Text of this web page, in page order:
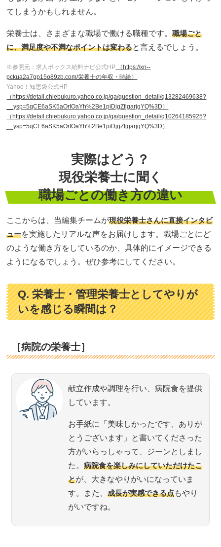
てしまうかもしれません。
栄養士は、さまざまな職場で働ける職種です。職場ごと
に、満足度や不満なポイントは変わると言えるでしょう。
※参照元：求人ボックス給料ナビ公式HP （https://xn--
pckua2a7gp15o89zb.com/栄養士の年収・時給）
Yahoo！知恵袋公式HP
（https://detail.chiebukuro.yahoo.co.jp/qa/question_detail/q13282469638?
__ysp=5qCE6aSK5aOrIOaYh%2Be1piDjgZfjgarjgYQ%3D）
（https://detail.chiebukuro.yahoo.co.jp/qa/question_detail/q10264185925?
__ysp=5qCE6aSK5aOrIOaYh%2Be1piDjgZfjgarjgYQ%3D）
実際はどう？
現役栄養士に聞く
職場ごとの働き方の違い
ここからは、当編集チームが現役栄養士さんに直接インタビ
ューを実施したリアルな声をお届けします。職場ごとにど
のような働き方をしているのか、具体的にイメージできる
ようになるでしょう。ぜひ参考にしてください。
Q. 栄養士・管理栄養士としてやりが
いを感じる瞬間は？
［病院の栄養士］
献立作成や調理を行い、病院食を提供
しています。
お手紙に「美味しかったです、ありが
とうございます」と書いてくださった
方がいらっしゃって、ジーンとしまし
た。病院食を楽しみにしていただけたこ
とが、大きなやりがいになっていま
す。また、成長が実感できる点もやり
がいですね。